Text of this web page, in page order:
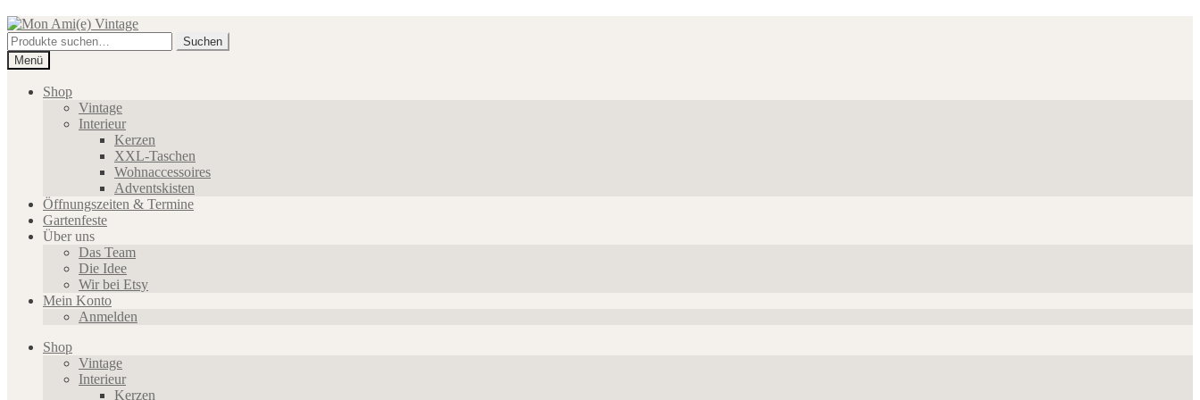
Zur
Navigation
springen
Zum
Inhalt
springen
Suche
nach:
Suchen
Menü
Shop
Vintage
Interieur
Kerzen
XXL-Taschen
Wohnaccessoires
Adventskisten
Öffnungszeiten & Termine
Gartenfeste
Über uns
Das Team
Die Idee
Wir bei Etsy
Mein Konto
Anmelden
Shop
Vintage
Interieur
Kerzen